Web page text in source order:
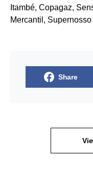
Itambé, Copagaz,
Mercantil,
Share